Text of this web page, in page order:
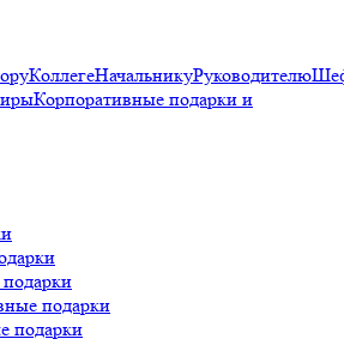
КоллегеНачальникуРуководителю
Корпоративные подарки и
подарки
подарки